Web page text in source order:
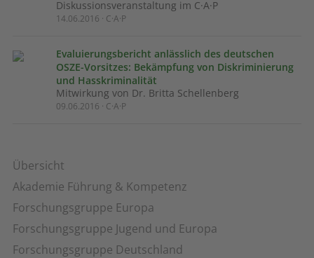
Übersicht
Akademie Führung & Kompetenz
Forschungsgruppe Europa
Forschungsgruppe Jugend und Europa
Forschungsgruppe Deutschland
Diskussionsveranstaltung im C·A·P
14.06.2016 · C·A·P
Evaluierungsbericht anlässlich des deutschen
OSZE-Vorsitzes: Bekämpfung von Diskriminierung
und Hasskriminalität
Mitwirkung von Dr. Britta Schellenberg
09.06.2016 · C·A·P